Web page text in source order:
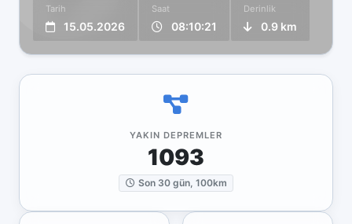
Tarih
15.05.2026
Saat
08:10:21
Derinlik
0.9 km
YAKIN DEPREMLER
1093
Son 30 gün, 100km